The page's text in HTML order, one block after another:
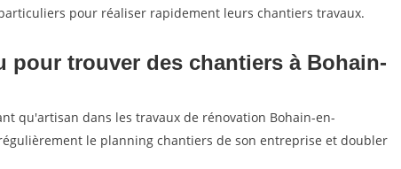
pour réaliser rapidement leurs chantiers travaux.
pour trouver des chantiers à Bohain-
qu'artisan dans les travaux de rénovation Bohain-en-
le planning chantiers de son entreprise et doubler